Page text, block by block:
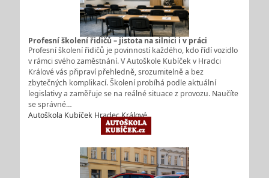
Profesní školení řidičů – jistota na silnici i v práci
Profesní školení řidičů je povinností každého, kdo řídí vozidlo
v rámci svého zaměstnání. V Autoškole Kubíček v Hradci
Králové vás připraví přehledně, srozumitelně a bez
zbytečných komplikací. Školení probíhá podle aktuální
legislativy a zaměřuje se na reálné situace z provozu. Naučíte
se správné…
Autoškola Kubíček Hradec Králové